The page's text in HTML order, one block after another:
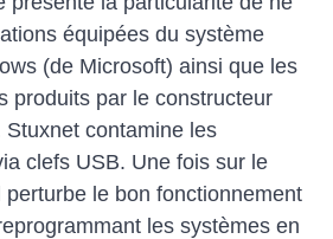
équipées du système
(de Microsoft) ainsi que les
produits par le constructeur
contamine les
clefs USB. Une fois sur le
le bon fonctionnement
les systèmes en